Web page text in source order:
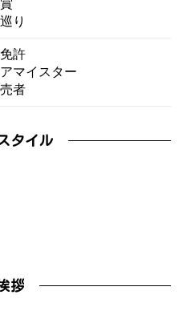
り
許
マイスター
者
タイル
拶